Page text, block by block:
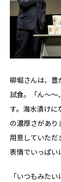
柳堀さんは、豊
試食。「ん〜〜
す。海水漬けに
の濃厚さがあり
用意していただ
表情でいっぱい
「いつもみた